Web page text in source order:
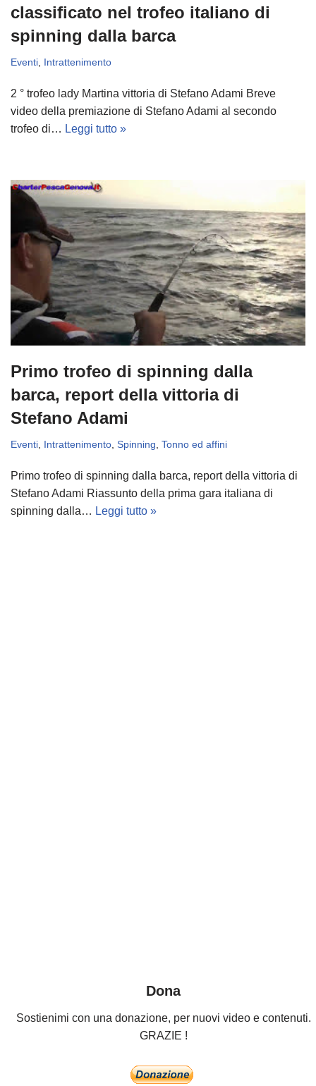
classificato nel trofeo italiano di
spinning dalla barca
Eventi Intrattenimento
2 ° trofeo lady Martina vittoria di Stefano Adami Breve
video della premiazione di Stefano Adami al secondo
trofeo di… Leggi tutto »
Primo trofeo di spinning dalla
barca, report della vittoria di
Stefano Adami
Eventi Intrattenimento Spinning Tonno ed affini
Primo trofeo di spinning dalla barca, report della vittoria di
Stefano Adami Riassunto della prima gara italiana di
spinning dalla… Leggi tutto »
Dona
Sostienimi con una donazione, per nuovi video e contenuti.
GRAZIE !